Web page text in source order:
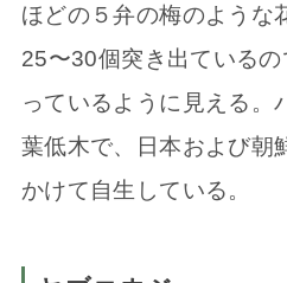
ほどの５弁の梅のような
25〜30個突き出ている
っているように見える。
葉低木で、日本および朝
かけて自生している。